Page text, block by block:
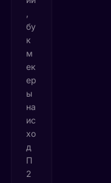
бу
к
м
ек
ер
ы
на
ис
хо
д
П
2